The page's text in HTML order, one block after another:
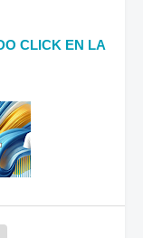
CLICK EN LA